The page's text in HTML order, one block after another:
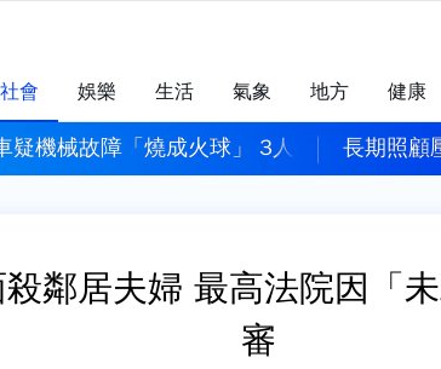
社會 娛樂 生活 氣象 地方 健康
？ 姊當街毆身心障礙弟 打亂
鄰居夫婦 最高法院因「
審